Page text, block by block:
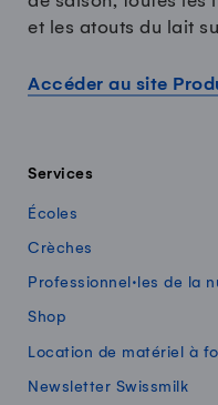
et les atouts du lait
Accéder au site
Services
Écoles
Crèches
Professionnel·les de la
Shop
Location de matériel à
Newsletter Swissmilk